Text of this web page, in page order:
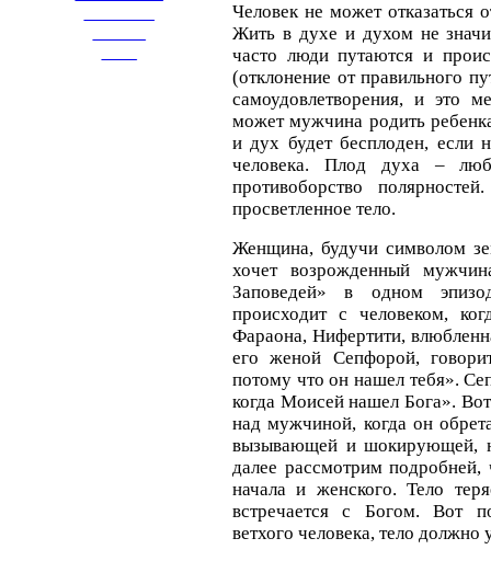
Человек не может отказаться
Жить в духе и духом не
часто люди путаются и
(отклонение от правильного
самоудовлетворения, и это
может мужчина родить
и дух будет бесплоден, если
человека. Плод духа –
противоборство
просветленное тело.
Женщина, будучи символом
хочет возрожденный
Заповедей» в одном
происходит с человеком,
Фараона, Нифертити,
его женой Сепфорой,
потому что он нашел тебя».
когда Моисей нашел Бога».
над мужчиной, когда он
вызывающей и шокирующей,
далее рассмотрим подробней,
начала и женского. Тело
встречается с Богом. Вот
ветхого человека, тело должно